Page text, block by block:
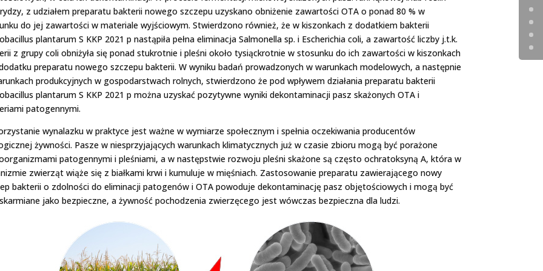
z udziałem preparatu bakterii nowego szczepu uzyskano obniżenie zawartości OTA o ponad 80 % w
do jej zawartości w materiale wyjściowym. Stwierdzono również, że w kiszonkach z dodatkiem bakterii
plantarum S KKP 2021 p nastąpiła pełna eliminacja Salmonella sp. i Escherichia coli, a zawartość liczby j.t.k.
z grupy coli obniżyła się ponad stukrotnie i pleśni około tysiąckrotnie w stosunku do ich zawartości w kiszonkach
preparatu nowego szczepu bakterii. W wyniku badań prowadzonych w warunkach modelowych, a następnie
produkcyjnych w gospodarstwach rolnych, stwierdzono że pod wpływem działania preparatu bakterii
plantarum S KKP 2021 p można uzyskać pozytywne wyniki dekontaminacji pasz skażonych OTA i
patogennymi.
wynalazku w praktyce jest ważne w wymiarze społecznym i spełnia oczekiwania producentów
żywności. Pasze w niesprzyjających warunkach klimatycznych już w czasie zbioru mogą być porażone
patogennymi i pleśniami, a w następstwie rozwoju pleśni skażone są często ochratoksyną A, która w
zwierząt wiąże się z białkami krwi i kumuluje w mięśniach. Zastosowanie preparatu zawierającego nowy
bakterii o zdolności do eliminacji patogenów i OTA powoduje dekontaminację pasz objętościowych i mogą być
jako bezpieczne, a żywność pochodzenia zwierzęcego jest wówczas bezpieczna dla ludzi.